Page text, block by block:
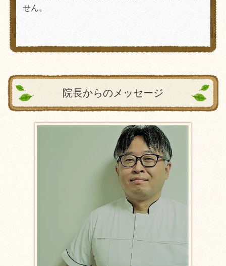
せん。
院長からのメッセージ